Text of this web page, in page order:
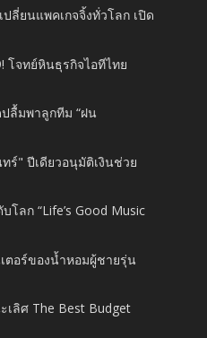
ลี่ยนแพคเกจจิ้งทั่วโลก เปิด
โจทย์หินธุรกิจไอทีไทย
ลื้มพาลูกทีม “ฝน
ร์" ปีเดียวอนุมัติเงินช่วย
ลก “Life’s Good Music
ตอร์ของน้ำหอมผู้ชายรุ่น
เลิศ The Best Budget